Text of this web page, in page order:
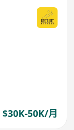
$30K-50K/月